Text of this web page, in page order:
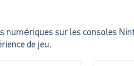
numériques sur les consoles
de jeu.